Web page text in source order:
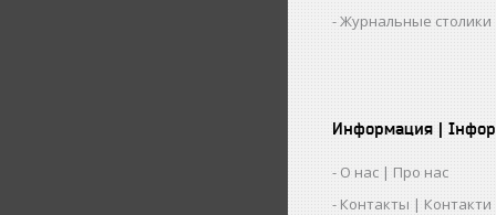
Журнальные столики
Информация |
О нас | Про нас
Контакты | Контакти